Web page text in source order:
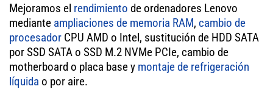
Mejoramos el rendimiento de ordenadores Lenovo
mediante ampliaciones de memoria RAM, cambio de
procesador CPU AMD o Intel, sustitución de HDD SATA
por SSD SATA o SSD M.2 NVMe PCIe, cambio de
motherboard o placa base y montaje de refrigeración
líquida o por aire.